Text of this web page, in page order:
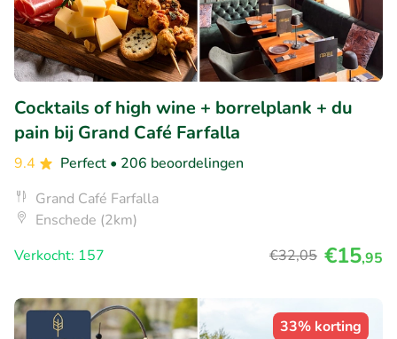
Cocktails of high wine + borrelplank + du
pain bij Grand Café Farfalla
9.4 Perfect • 206 beoordelingen
Grand Café Farfalla
Enschede (2km)
Verkocht: 157
€32,05 €15,95
33% korting